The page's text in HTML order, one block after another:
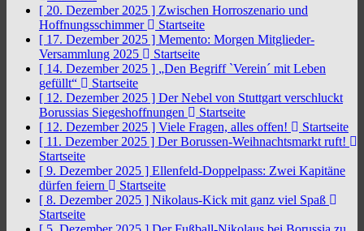
[ 20. Dezember 2025 ] Zwischen Horroszenario und
Hoffnungsschimmer
Startseite
[ 17. Dezember 2025 ] Memento: Morgen Mitglieder-
Versammlung 2025
Startseite
[ 14. Dezember 2025 ] „Den Begriff `Verein´ mit Leben
gefüllt“
Startseite
[ 12. Dezember 2025 ] Der Nebel von Stuttgart verschluckt
Borussias Siegeshoffnungen
Startseite
[ 12. Dezember 2025 ] Viele Fragen, alles offen!
Startseite
[ 11. Dezember 2025 ] Der Borussen-Weihnachtsmarkt ruft!
Startseite
[ 9. Dezember 2025 ] Ellenfeld-Doppelpass: Zwei Kapitäne
dürfen feiern
Startseite
[ 8. Dezember 2025 ] Nikolaus-Kick mit ganz viel Spaß
Startseite